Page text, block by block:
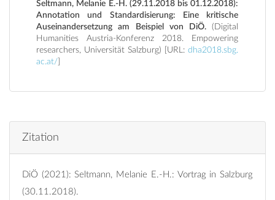
Seltmann, Melanie E.-H. (29.11.2018 bis 01.12.2018):
Annotation und Standardisierung: Eine kritische
Auseinandersetzung am Beispiel von DiÖ. (Digital
Humanities Austria-Konferenz 2018. Empowering
researchers, Universität Salzburg) [URL:dha2018.sbg.
ac.at/
Zitation
DiÖ (2021): Seltmann, Melanie E.-H.: Vortrag in Salzburg
(30.11.2018).